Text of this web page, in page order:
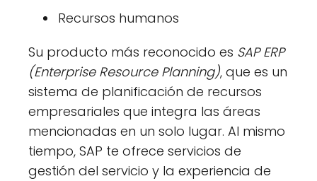
Recursos humanos
Su producto más reconocido es SAP ERP
(Enterprise Resource Planning), que es un
sistema de planificación de recursos
empresariales que integra las áreas
mencionadas en un solo lugar. Al mismo
tiempo, SAP te ofrece servicios de
gestión del servicio y la experiencia de